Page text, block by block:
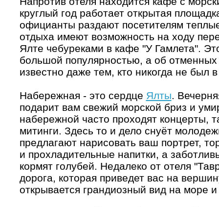
круглый год работает открытая
официанты раздают посетителям
отдыха имеют возможность на ходу
Ялте чебуреками в кафе "У Гамлета".
большой популярностью, а об отменных
известно даже тем, кто никогда не был
Набережная - это сердце Ялты.
подарит вам свежий морской бриз и
набережной часто проходят концерты,
митинги. Здесь то и дело снуёт
предлагают нарисовать ваш портрет,
и прохладительные напитки, а
кормят голубей. Недалеко от отеля
дорога, которая приведет вас на
открывается грандиозный вид на море